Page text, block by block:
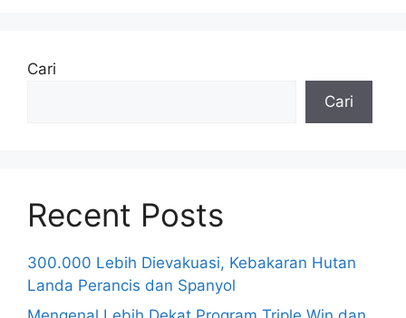
Cari
Cari
Recent Posts
300.000 Lebih Dievakuasi, Kebakaran Hutan
Landa Perancis dan Spanyol